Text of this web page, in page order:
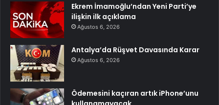
Ekrem İmamoğlu’ndan Yeni Parti’ye
ilişkin ilk açıklama
Ağustos 6, 2026
Antalya’da Rüşvet Davasında Karar
Ağustos 6, 2026
Ödemesini kaçıran artık iPhone’unu